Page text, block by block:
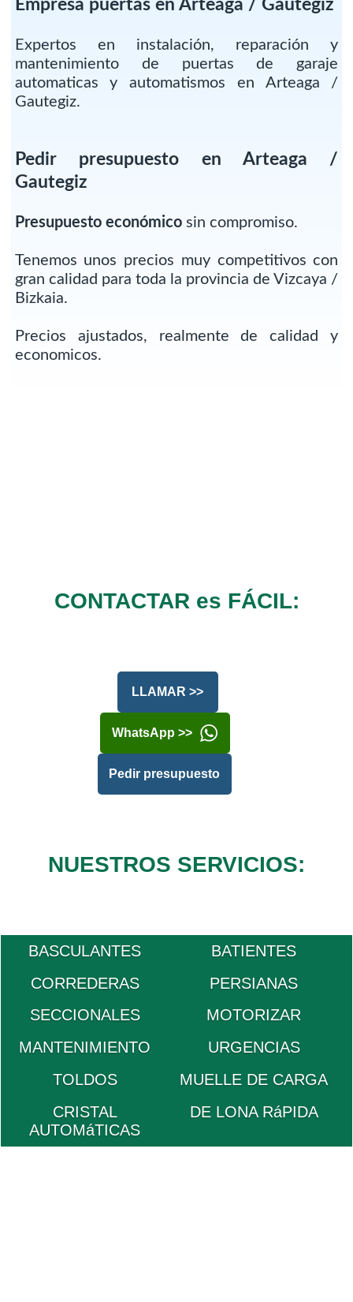
Empresa puertas en Arteaga / Gautegiz
Expertos en instalación, reparación y
mantenimiento de puertas de garaje
automaticas y automatismos en Arteaga /
Gautegiz.
Pedir presupuesto en Arteaga /
Gautegiz
Presupuesto económicosin compromiso.
Tenemos unos precios muy competitivos con
gran calidad para toda la provincia de Vizcaya /
Bizkaia.
Precios ajustados, realmente de calidad y
economicos.
CONTACTAR es FÁCIL:
LLAMAR >>
WhatsApp >>
Pedir presupuesto
NUESTROS SERVICIOS:
BASCULANTES
BATIENTES
CORREDERAS
PERSIANAS
SECCIONALES
MOTORIZAR
MANTENIMIENTO
URGENCIAS
TOLDOS
MUELLE DE CARGA
CRISTAL
AUTOMáTICAS
DE LONA RáPIDA